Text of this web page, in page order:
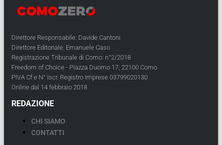
Direttore Responsabile: Davide Cantoni
Direttore Editoriale: Emanuele Caso
Registrazione Tribunale di Como: n°2/2018
Freedom of Choice - Piazza Duomo 17, 22100 Como
PIVA Cf e N° Iscr. Registro Imprese 03799020130
Online dal 14 febbraio 2018
REDAZIONE
CHI SIAMO
CONTATTI